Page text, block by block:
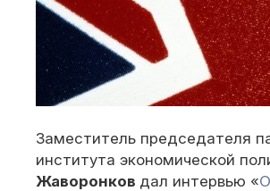
Заместитель председателя
института экономической
Жаворонков дал интервью «